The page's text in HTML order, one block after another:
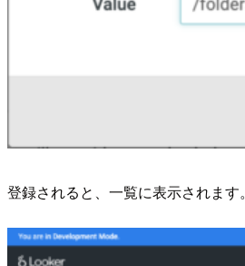
登録されると、一覧に表示されます。